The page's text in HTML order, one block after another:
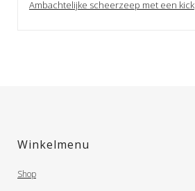
Ambachtelijke scheerzeep met een kick
Winkelmenu
Shop